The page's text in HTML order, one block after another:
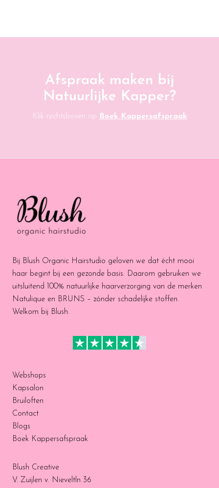
Afspraak maken bij
Natuurlijke Kapper?
Klik rechtsboven op Boek Kappersafspraak
Bij Blush Organic Hairstudio geloven we dat écht mooi
haar begint bij een gezonde basis. Daarom gebruiken we
uitsluitend 100% natuurlijke haarverzorging van de merken
Natulique en BRUNS – zónder schadelijke stoffen.
Welkom bij Blush.
Webshops
Kapsalon
Bruiloften
Contact
Blogs
Boek Kappersafspraak
Blush Creative
V. Zuijlen v. Nieveltln 36